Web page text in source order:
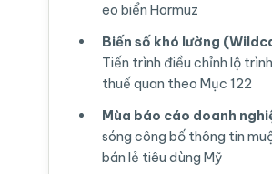
eo biển Hormuz
Biến số khó lường
Tiến trình điều chỉnh lộ
thuế quan theo Mục 122
Mùa báo cáo doanh
sóng công bố thông tin
bán lẻ tiêu dùng Mỹ